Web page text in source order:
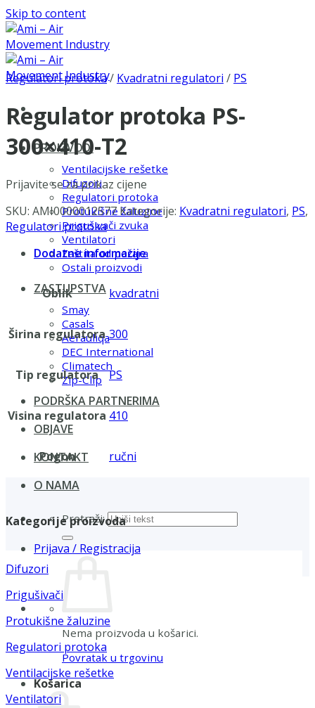
Skip to content
PROIZVODI
Ventilacijske rešetke
Difuzori
Regulatori protoka
Protukišne žaluzine
Prigušivači zvuka
Ventilatori
Zaštita od požara
Ostali proizvodi
ZASTUPSTVA
Smay
Casals
Aerauliqa
DEC International
Climatech
Zip-Clip
PODRŠKA PARTNERIMA
OBJAVE
KONTAKT
O NAMA
Pretraži:
Prijava / Registracija
Nema proizvoda u košarici.
Povratak u trgovinu
Košarica
Regulatori protoka/ Kvadratni regulatori / PS
Regulator protoka PS-
300×410-T2
Prijavite se za prikaz cijene
SKU: AMI0000012577 Kategorije: Kvadratni regulatori, PS,
Regulatori protoka
Dodatne informacije
Oblik kvadratni
Širina regulatora 300
Tip regulatora PS
Visina regulatora 410
Pogon ručni
Kategorije proizvoda
Difuzori
Prigušivači
Protukišne žaluzine
Regulatori protoka
Ventilacijske rešetke
Ventilatori